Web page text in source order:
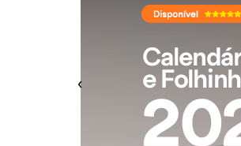
Previous